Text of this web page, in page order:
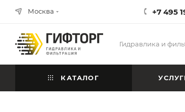
Москва +7 495
Гидравлика и
КАТАЛОГ